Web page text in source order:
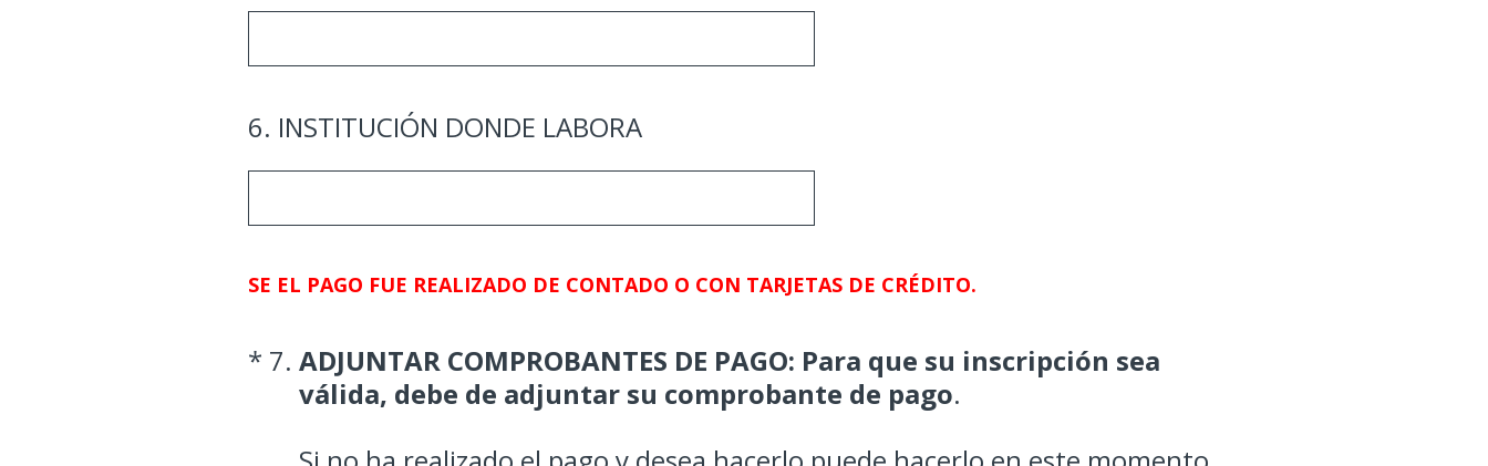
6. INSTITUCIÓN DONDE LABORA
SE EL PAGO FUE REALIZADO DE CONTADO O CON TARJETAS DE CRÉDITO.
* 7. ADJUNTAR COMPROBANTES DE PAGO: Para que su inscripción sea
válida, debe de adjuntar su comprobante de pago.
(Obligatorio).